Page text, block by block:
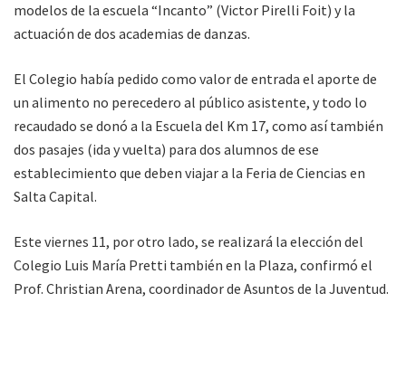
modelos de la escuela “Incanto” (Victor Pirelli Foit) y la
actuación de dos academias de danzas.
El Colegio había pedido como valor de entrada el aporte de
un alimento no perecedero al público asistente, y todo lo
recaudado se donó a la Escuela del Km 17, como así también
dos pasajes (ida y vuelta) para dos alumnos de ese
establecimiento que deben viajar a la Feria de Ciencias en
Salta Capital.
Este viernes 11, por otro lado, se realizará la elección del
Colegio Luis María Pretti también en la Plaza, confirmó el
Prof. Christian Arena, coordinador de Asuntos de la Juventud.